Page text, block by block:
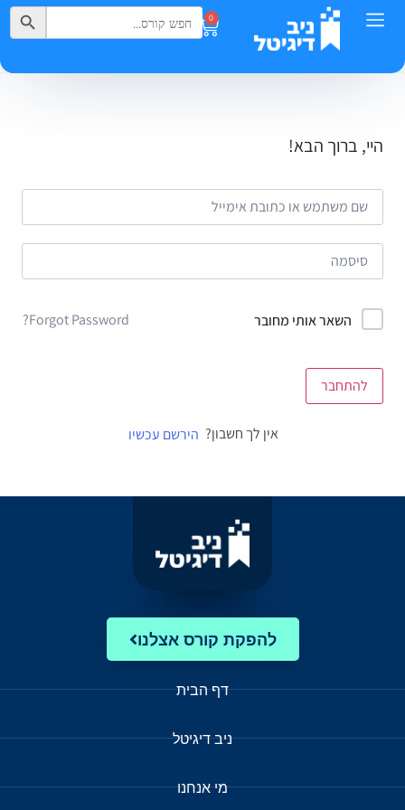
0
Search
for:
Search Button
היי, ברוך הבא!
השאר אותי מחובר Forgot Password?
להתחבר
אין לך חשבון? הירשם עכשיו
להפקת קורס אצלנו
דף הבית
ניב דיגיטל
מי אנחנו